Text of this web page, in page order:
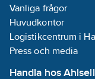
Vanliga frågor
Huvudkontor
Logistikcentrum i
Press och media
Handla hos Ahlsell